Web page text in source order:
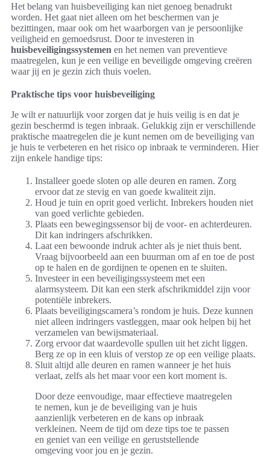
Het belang van huisbeveiliging kan niet genoeg benadrukt
worden. Het gaat niet alleen om het beschermen van je
bezittingen, maar ook om het waarborgen van je persoonlijke
veiligheid en gemoedsrust. Door te investeren in
huisbeveiligingssystemen en het nemen van preventieve
maatregelen, kun je een veilige en beveiligde omgeving creëren
waar jij en je gezin zich thuis voelen.
Praktische tips voor huisbeveiliging
Je wilt er natuurlijk voor zorgen dat je huis veilig is en dat je
gezin beschermd is tegen inbraak. Gelukkig zijn er verschillende
praktische maatregelen die je kunt nemen om de beveiliging van
je huis te verbeteren en het risico op inbraak te verminderen. Hier
zijn enkele handige tips:
Installeer goede sloten op alle deuren en ramen. Zorg
ervoor dat ze stevig en van goede kwaliteit zijn.
Houd je tuin en oprit goed verlicht. Inbrekers houden niet
van goed verlichte gebieden.
Plaats een bewegingssensor bij de voor- en achterdeuren.
Dit kan indringers afschrikken.
Laat een bewoonde indruk achter als je niet thuis bent.
Vraag bijvoorbeeld aan een buurman om af en toe de post
op te halen en de gordijnen te openen en te sluiten.
Investeer in een beveiligingssysteem met een
alarmsysteem. Dit kan een sterk afschrikmiddel zijn voor
potentiële inbrekers.
Plaats beveiligingscamera’s rondom je huis. Deze kunnen
niet alleen indringers vastleggen, maar ook helpen bij het
verzamelen van bewijsmateriaal.
Zorg ervoor dat waardevolle spullen uit het zicht liggen.
Berg ze op in een kluis of verstop ze op een veilige plaats.
Sluit altijd alle deuren en ramen wanneer je het huis
verlaat, zelfs als het maar voor een kort moment is.
Door deze eenvoudige, maar effectieve maatregelen
te nemen, kun je de beveiliging van je huis
aanzienlijk verbeteren en de kans op inbraak
verkleinen. Neem de tijd om deze tips toe te passen
en geniet van een veilige en geruststellende
omgeving voor jou en je gezin.